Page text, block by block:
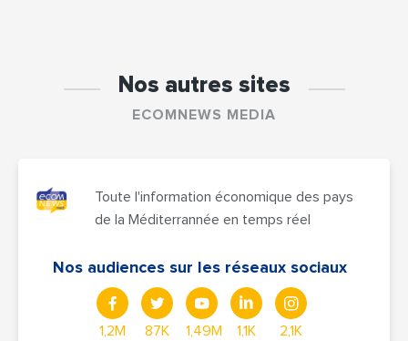
Nos autres sites
ECOMNEWS MEDIA
Toute l'information économique des pays
de la Méditerrannée en temps réel
Nos audiences sur les réseaux sociaux
1,2M 87K 1,49M 1,1K 2,1K